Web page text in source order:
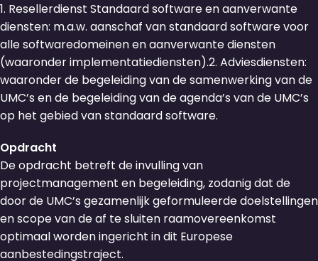
1. Resellerdienst Standaard software en aanverwante
diensten: m.a.w. aanschaf van standaard software voor
alle softwaredomeinen en aanverwante diensten
(waaronder implementatiediensten).2. Adviesdiensten:
waaronder de begeleiding van de samenwerking van de
UMC’s en de begeleiding van de agenda’s van de UMC’s
op het gebied van standaard software.
Opdracht
De opdracht betreft de invulling van
projectmanagement en begeleiding, zodanig dat de
door de UMC’s gezamenlijk geformuleerde doelstellingen
en scope van de af te sluiten raamovereenkomst
optimaal worden ingericht in dit Europese
aanbestedingstraject.